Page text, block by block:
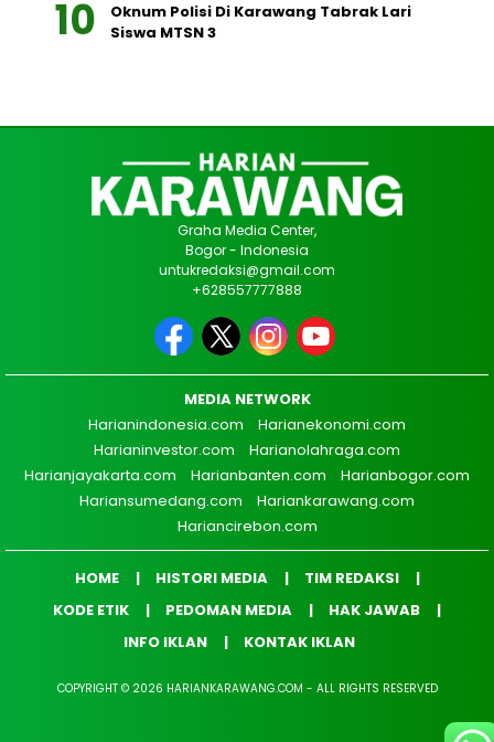
Oknum Polisi Di Karawang Tabrak Lari
Siswa MTSN 3
Graha Media Center,
Bogor - Indonesia
untukredaksi@gmail.com
+628557777888
MEDIA NETWORK
Harianindonesia.com
Harianekonomi.com
Harianinvestor.com
Harianolahraga.com
Harianjayakarta.com
Harianbanten.com
Harianbogor.com
Hariansumedang.com
Hariankarawang.com
Hariancirebon.com
HOME HISTORI MEDIA
TIM REDAKSI
KODE ETIK
PEDOMAN MEDIA
HAK JAWAB
INFO IKLAN
KONTAK IKLAN
COPYRIGHT © 2026 HARIANKARAWANG.COM - ALL RIGHTS RESERVED